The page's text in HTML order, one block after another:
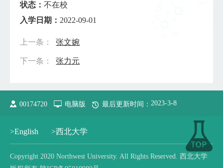
状态： 不在校
入学日期： 2022-09-01
上一条： 张文婉
下一条： 张力元
00174720 电脑版 最后更新时间： 2023-3-8
>English >西北大学
Copyright 2020 Northwest University. All Rights Reserved. 西北大学